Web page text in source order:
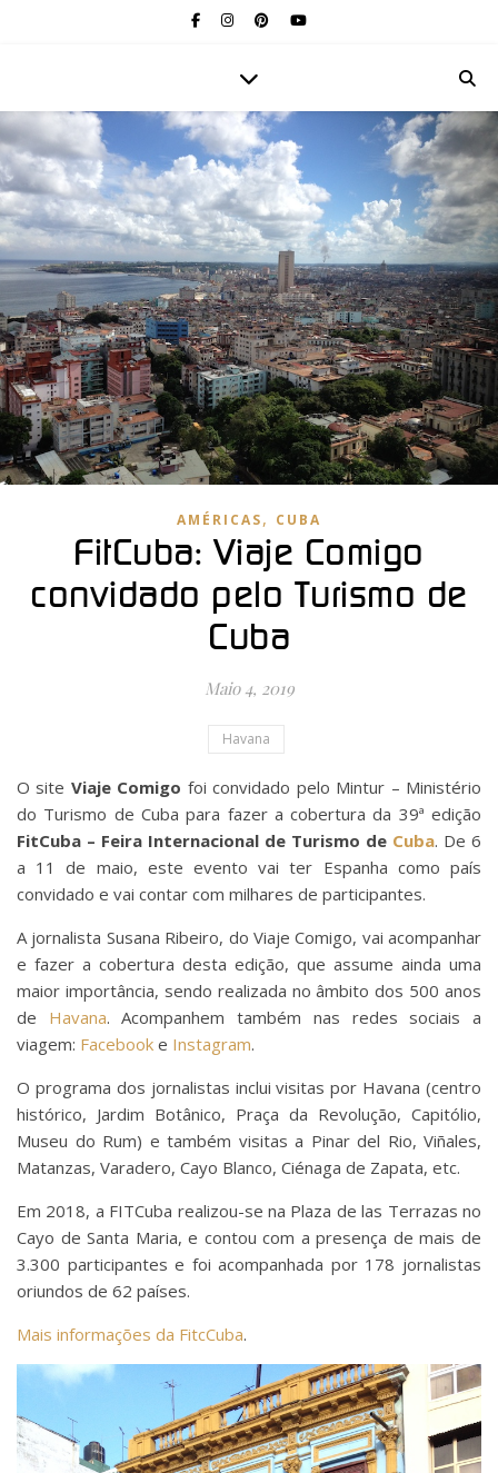
AMÉRICAS, CUBA
FitCuba: Viaje Comigo
convidado pelo Turismo de
Cuba
Maio 4, 2019
Havana
O site Viaje Comigo foi convidado pelo Mintur – Ministério
do Turismo de Cuba para fazer a cobertura da 39ª edição
FitCuba – Feira Internacional de Turismo de Cuba. De 6
a 11 de maio, este evento vai ter Espanha como país
convidado e vai contar com milhares de participantes.
A jornalista Susana Ribeiro, do Viaje Comigo, vai acompanhar
e fazer a cobertura desta edição, que assume ainda uma
maior importância, sendo realizada no âmbito dos 500 anos
de Havana. Acompanhem também nas redes sociais a
viagem: Facebook e Instagram.
O programa dos jornalistas inclui visitas por Havana (centro
histórico, Jardim Botânico, Praça da Revolução, Capitólio,
Museu do Rum) e também visitas a Pinar del Rio, Viñales,
Matanzas, Varadero, Cayo Blanco, Ciénaga de Zapata, etc.
Em 2018, a FITCuba realizou-se na Plaza de las Terrazas no
Cayo de Santa Maria, e contou com a presença de mais de
3.300 participantes e foi acompanhada por 178 jornalistas
oriundos de 62 países.
Mais informações da FitcCuba.